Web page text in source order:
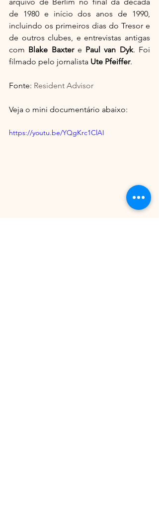
de 1980 e início dos anos de 1990,
incluindo os primeiros dias do Tresor e
de outros clubes, e entrevistas antigas
com Blake Baxter e Paul van Dyk. Foi
filmado pelo jornalista Ute Pfeiffer.
Fonte: Resident Advisor
Veja o mini documentário abaixo:
https://youtu.be/YQgKrc1ClAI